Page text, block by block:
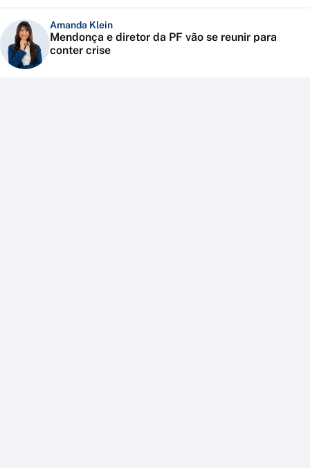
Amanda Klein
Mendonça e diretor da PF vão se reunir para
conter crise